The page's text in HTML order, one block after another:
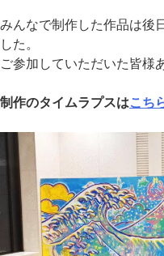
みんなで制作した作品は後
した。
ご参加していただいた皆様
制作のタイムラプスはこち